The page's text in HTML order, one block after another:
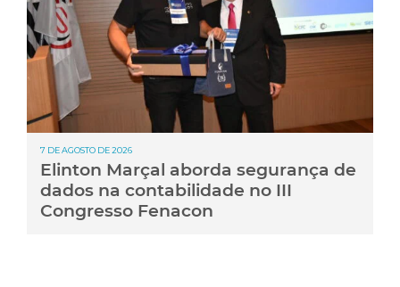
7 DE AGOSTO DE 2026
Elinton Marçal aborda segurança de
dados na contabilidade no III
Congresso Fenacon